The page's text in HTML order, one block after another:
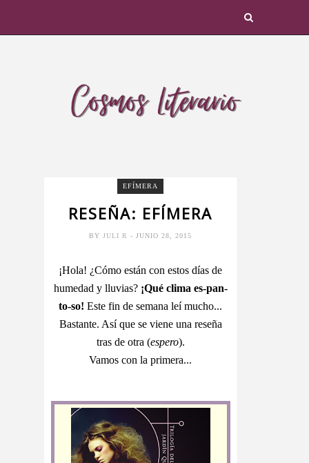
EFÍMERA
RESEÑA: EFÍMERA
BYJULI R- JUNIO 28, 2015
¡Hola! ¿Cómo están con estos días de
humedad y lluvias? ¡Qué clima es-pan-
to-so! Este fin de semana leí mucho...
Bastante. Así que se viene una reseña
tras de otra (espero).
Vamos con la primera...